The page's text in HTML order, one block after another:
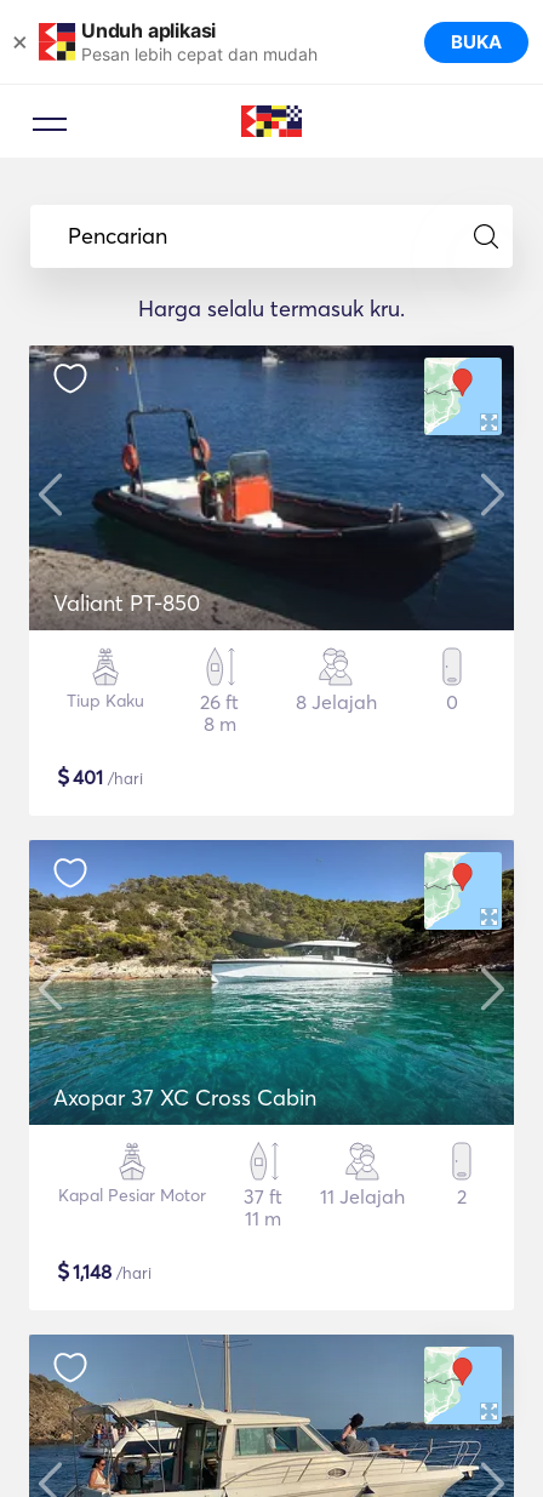
× Unduh aplikasi
Pesan lebih cepat dan mudah BUKA
Pencarian
Harga selalu termasuk kru.
Valiant PT-850
Tiup Kaku
26 ft
8 m
8 Jelajah 0
$401 /hari
Axopar 37 XC Cross Cabin
Kapal Pesiar Motor
37 ft
11 m
11 Jelajah 2
$1,148 /hari